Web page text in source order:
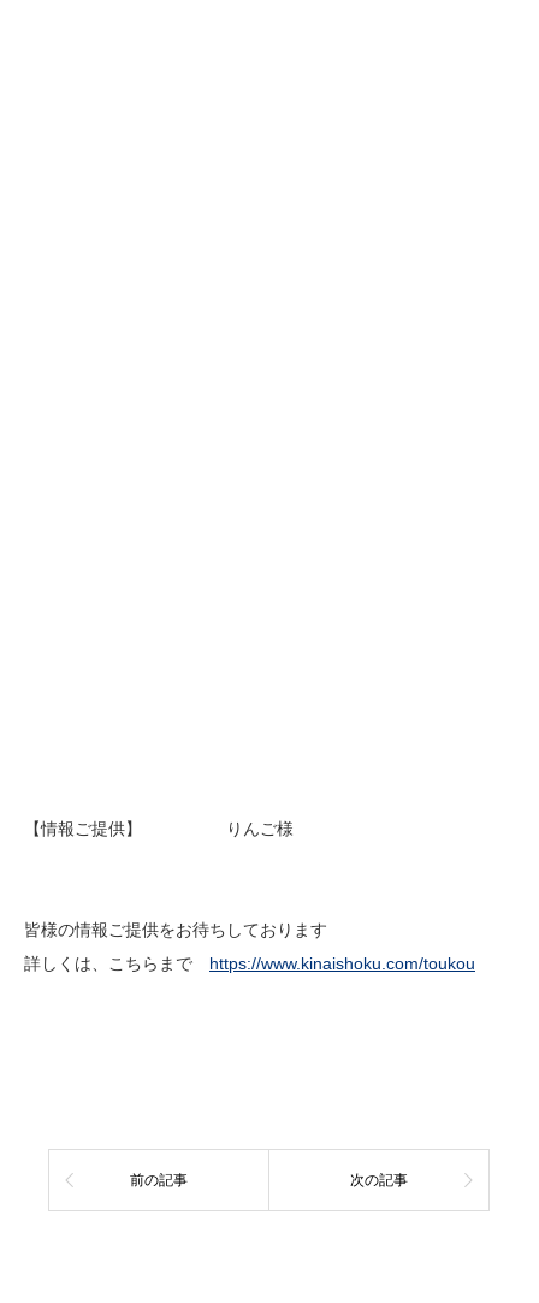
【情報ご提供】 りんご様
皆様の情報ご提供をお待ちしております
詳しくは、こちらまで https://www.kinaishoku.com/toukou
前の記事 次の記事